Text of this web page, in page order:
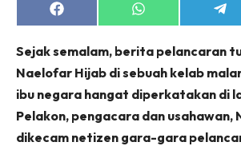
Share
on
Share
on
on
Sejak semalam, berita pelancaran
Naelofar Hijab di sebuah kelab
ibu negara hangat diperkatakan di
Pelakon, pengacara dan
dikecam netizen gara-gara